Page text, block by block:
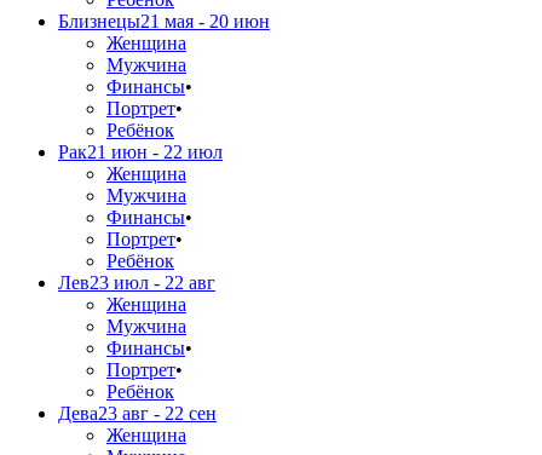
Близнецы21 мая - 20 июн
Женщина
Мужчина
Финансы•
Портрет•
Ребёнок
Рак21 июн - 22 июл
Женщина
Мужчина
Финансы•
Портрет•
Ребёнок
Лев23 июл - 22 авг
Женщина
Мужчина
Финансы•
Портрет•
Ребёнок
Дева23 авг - 22 сен
Женщина